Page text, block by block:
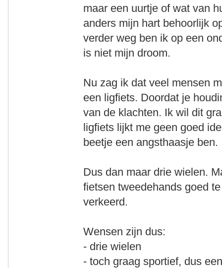
maar een uurtje of wat van
anders mijn hart behoorlijk
verder weg ben ik op een
is niet mijn droom.
Nu zag ik dat veel mensen
een ligfiets. Doordat je
van de klachten. Ik wil dit
ligfiets lijkt me geen goed
beetje een angsthaasje ben.
Dus dan maar drie wielen.
fietsen tweedehands goed
verkeerd.
Wensen zijn dus:
- drie wielen
- toch graag sportief, dus